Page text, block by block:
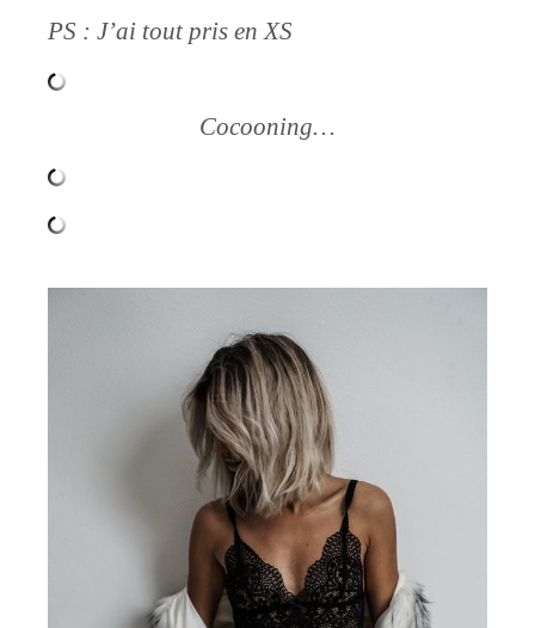
PS : J’ai tout pris en XS
Cocooning…